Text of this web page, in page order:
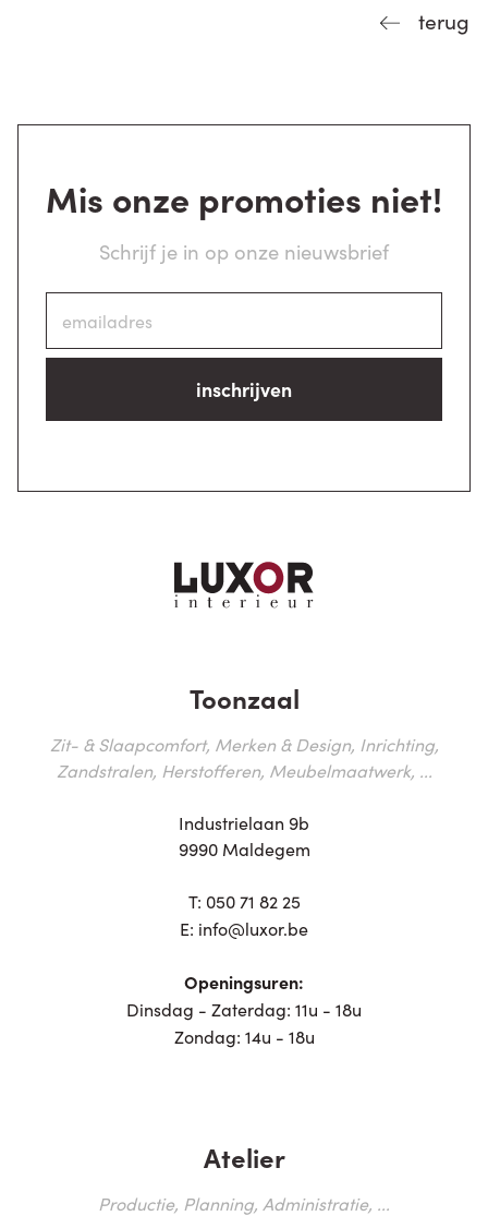
terug
Mis onze promoties niet!
Schrijf je in op onze nieuwsbrief
inschrijven
Toonzaal
Zit- & Slaapcomfort, Merken & Design, Inrichting,
Zandstralen, Herstofferen, Meubelmaatwerk, ...
Industrielaan 9b
9990 Maldegem
T: 050 71 82 25
E: info@luxor.be
Openingsuren:
Dinsdag - Zaterdag: 11u - 18u
Zondag: 14u - 18u
Atelier
Productie, Planning, Administratie, ...